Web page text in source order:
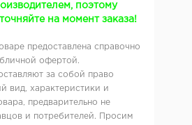
поэтому
на момент заказа!
предоставлена справочно
офертой.
за собой право
вид, характеристики и
предварительно не
и потребителей. Просим